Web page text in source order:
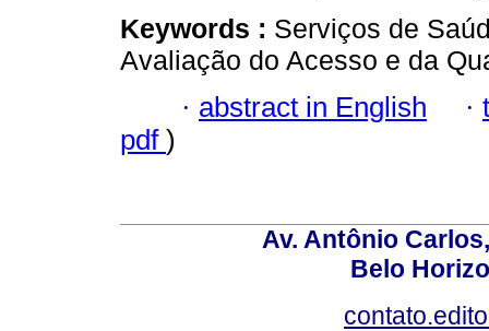
Keywords : Serviços de
Avaliação do Acesso e da
· abstract in English ·
pdf )
Av. Antônio
Belo